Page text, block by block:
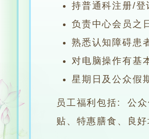
持普通科注册/
负责中心会员之
熟悉认知障碍患
对电脑操作有基
星期日及公众假
员工福利包括: 公
贴、特惠膳食、良